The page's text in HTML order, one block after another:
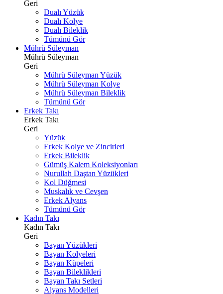
Geri
Dualı Yüzük
Dualı Kolye
Dualı Bileklik
Tümünü Gör
Mührü Süleyman
Mührü Süleyman
Geri
Mührü Süleyman Yüzük
Mührü Süleyman Kolye
Mührü Süleyman Bileklik
Tümünü Gör
Erkek Takı
Erkek Takı
Geri
Yüzük
Erkek Kolye ve Zincirleri
Erkek Bileklik
Gümüş Kalem Koleksiyonları
Nurullah Daştan Yüzükleri
Kol Düğmesi
Muskalık ve Cevşen
Erkek Alyans
Tümünü Gör
Kadın Takı
Kadın Takı
Geri
Bayan Yüzükleri
Bayan Kolyeleri
Bayan Küpeleri
Bayan Bileklikleri
Bayan Takı Setleri
Alyans Modelleri